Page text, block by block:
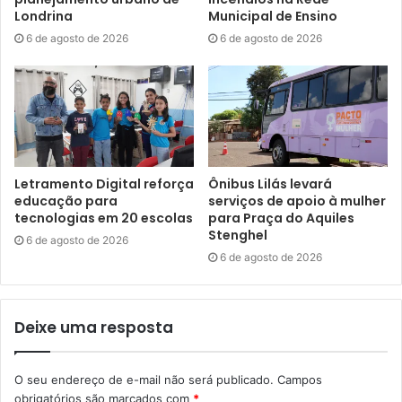
para os últimos dias, por conta da rotina intensa de
trabalho. Por isso, organizamos esse mutirão no sábado
oportunidade para que os MEIs regularizem sua situação
com apoio técnico da equipe da Sala do Empreendedor,
evitando multas e pendências no CNPJ”, explicou.
Com a proximidade do encerramento do prazo legal, o
volume de atendimentos tem crescido. Um dos
atendentes da Sala do Empreendedor, Jorge Shimada,
ressaltou este cenário de alta demanda na unidade e a
importância da mobilização. “A expectativa é registrar um
bom fluxo de atendimento neste sábado (30),
DASN-SIMEI. Nos últimos dias, a procura pelo serviço
aumentou significativamente, tanto presencialmente,
quanto pelos canais de atendimento”, afirmou.
Londrina
6 de agosto de 2026
Municipal de Ensino
6 de agosto de 2026
Letramento Digital reforça
educação para
tecnologias em 20 escolas
6 de agosto de 2026
Ônibus Lilás levará
serviços de apoio à mulher
para Praça do Aquiles
Stenghel
6 de agosto de 2026
Deixe uma resposta
O seu endereço de e-mail não será publicado. Campos
obrigatórios são marcados com *